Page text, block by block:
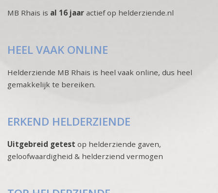
MB Rhais is al 16 jaar actief op helderziende.nl
HEEL VAAK ONLINE
Helderziende MB Rhais is heel vaak online, dus heel
gemakkelijk te bereiken.
ERKEND HELDERZIENDE
Uitgebreid getest op helderziende gaven,
geloofwaardigheid & helderziend vermogen